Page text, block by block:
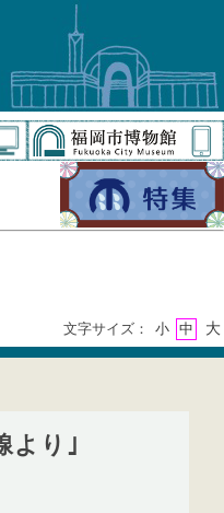
文字サイズ： 小 中 大
より｣